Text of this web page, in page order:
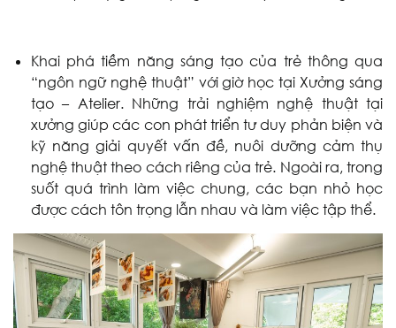
Khai phá tiềm năng sáng tạo của trẻ thông qua
“ngôn ngữ nghệ thuật” với giờ học tại Xưởng sáng
tạo – Atelier. Những trải nghiệm nghệ thuật tại
xưởng giúp các con phát triển tư duy phản biện và
kỹ năng giải quyết vấn đề, nuôi dưỡng cảm thụ
nghệ thuật theo cách riêng của trẻ. Ngoài ra, trong
suốt quá trình làm việc chung, các bạn nhỏ học
được cách tôn trọng lẫn nhau và làm việc tập thể.